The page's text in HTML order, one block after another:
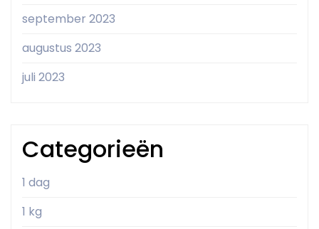
september 2023
augustus 2023
juli 2023
Categorieën
1 dag
1 kg